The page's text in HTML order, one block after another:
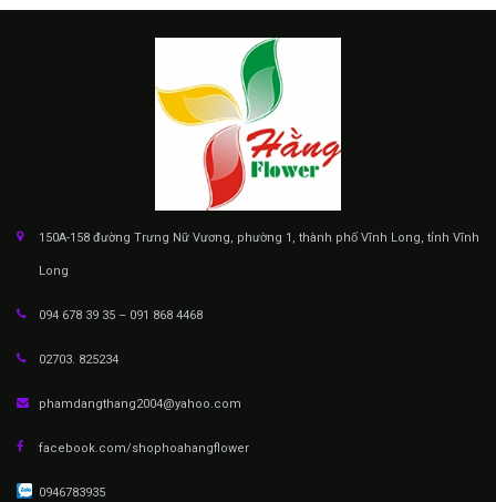
150A-158 đường Trưng Nữ Vương, phường 1, thành phố Vĩnh Long, tỉnh Vĩnh
Long
094 678 39 35 – 091 868 4468
02703. 825234
phamdangthang2004@yahoo.com
facebook.com/shophoahangflower
0946783935